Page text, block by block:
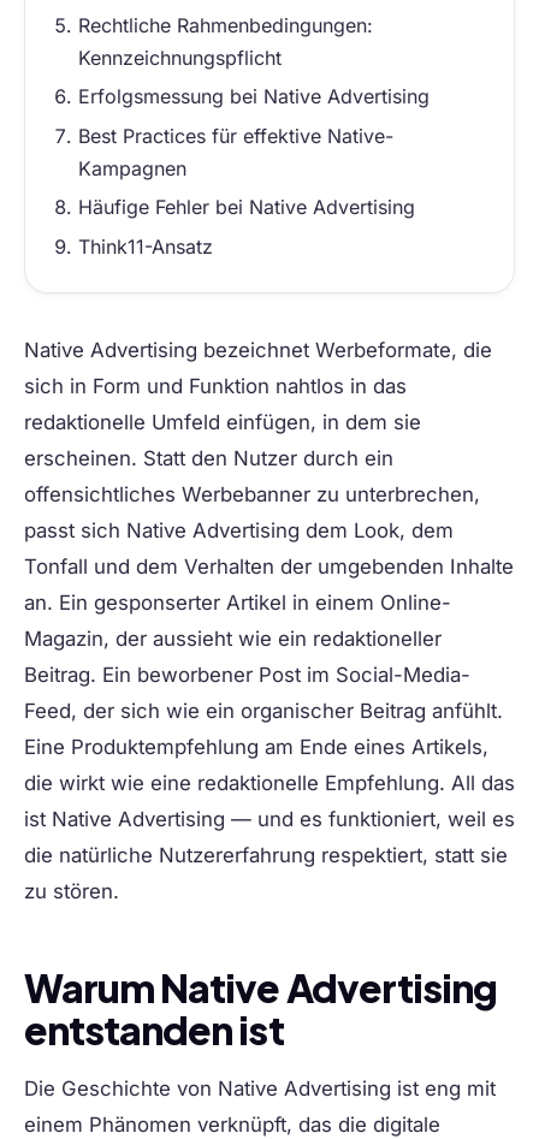
Rechtliche Rahmenbedingungen:
Kennzeichnungspflicht
Erfolgsmessung bei Native Advertising
Best Practices für effektive Native-
Kampagnen
Häufige Fehler bei Native Advertising
Think11-Ansatz
Native Advertising bezeichnet Werbeformate, die
sich in Form und Funktion nahtlos in das
redaktionelle Umfeld einfügen, in dem sie
erscheinen. Statt den Nutzer durch ein
offensichtliches Werbebanner zu unterbrechen,
passt sich Native Advertising dem Look, dem
Tonfall und dem Verhalten der umgebenden Inhalte
an. Ein gesponserter Artikel in einem Online-
Magazin, der aussieht wie ein redaktioneller
Beitrag. Ein beworbener Post im Social-Media-
Feed, der sich wie ein organischer Beitrag anfühlt.
Eine Produktempfehlung am Ende eines Artikels,
die wirkt wie eine redaktionelle Empfehlung. All das
ist Native Advertising — und es funktioniert, weil es
die natürliche Nutzererfahrung respektiert, statt sie
zu stören.
Warum Native Advertising
entstanden ist
Die Geschichte von Native Advertising ist eng mit
einem Phänomen verknüpft, das die digitale